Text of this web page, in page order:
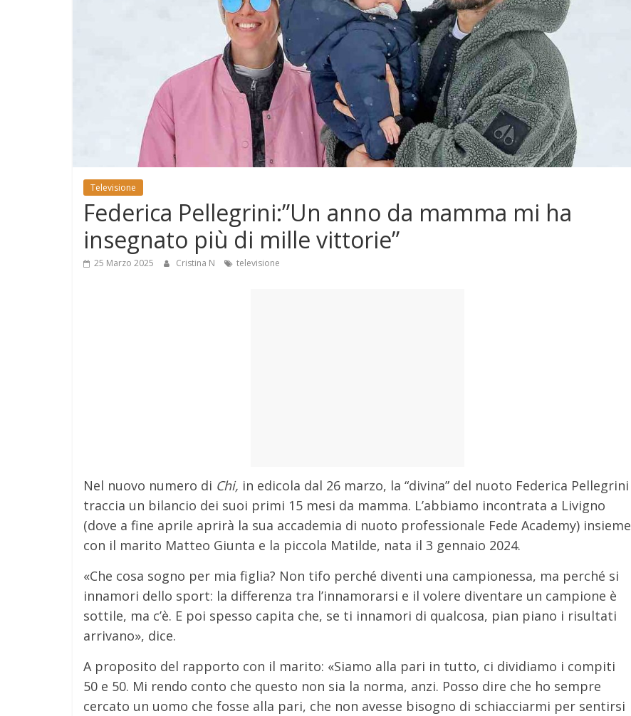
Televisione
Federica Pellegrini:”Un anno da mamma mi ha
insegnato più di mille vittorie”
25 Marzo 2025 Cristina N televisione
Nel nuovo numero di Chi, in edicola dal 26 marzo, la “divina” del nuoto Federica Pellegrini
traccia un bilancio dei suoi primi 15 mesi da mamma. L’abbiamo incontrata a Livigno
(dove a fine aprile aprirà la sua accademia di nuoto professionale Fede Academy) insieme
con il marito Matteo Giunta e la piccola Matilde, nata il 3 gennaio 2024.
«Che cosa sogno per mia figlia? Non tifo perché diventi una campionessa, ma perché si
innamori dello sport: la differenza tra l’innamorarsi e il volere diventare un campione è
sottile, ma c’è. E poi spesso capita che, se ti innamori di qualcosa, pian piano i risultati
arrivano», dice.
A proposito del rapporto con il marito: «Siamo alla pari in tutto, ci dividiamo i compiti
50 e 50. Mi rendo conto che questo non sia la norma, anzi. Posso dire che ho sempre
cercato un uomo che fosse alla pari, che non avesse bisogno di schiacciarmi per sentirsi